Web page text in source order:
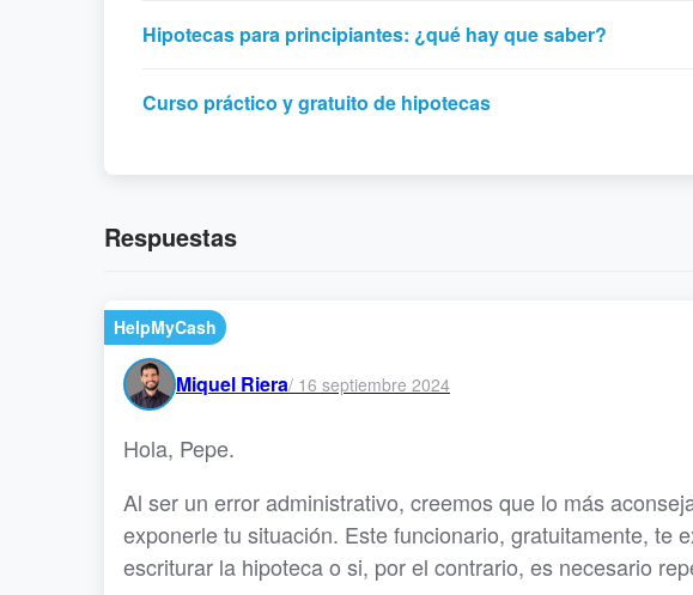
Hipotecas para principiantes: ¿qué hay que saber?
Curso práctico y gratuito de hipotecas
Respuestas
HelpMyCash
Miquel Riera/ 16 septiembre 2024
Hola, Pepe.
Al ser un error administrativo, creemos que lo más
exponerle tu situación. Este funcionario, gratuitamente, te
escriturar la hipoteca o si, por el contrario, es necesario